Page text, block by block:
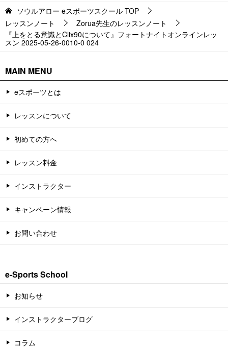
ソウルアロー eスポーツスクール TOP
レッスンノート
Zorua先生のレッスンノート
『上をとる意識とClix90について』フォートナイトオンラインレッ
スン 2025-05-26-0010-0 024
MAIN MENU
eスポーツとは
レッスンについて
初めての方へ
レッスン料金
インストラクター
キャンペーン情報
お問い合わせ
e-Sports School
お知らせ
インストラクターブログ
コラム